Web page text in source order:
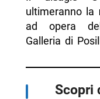
ultimeranno la
ad opera
Galleria di
Scopri